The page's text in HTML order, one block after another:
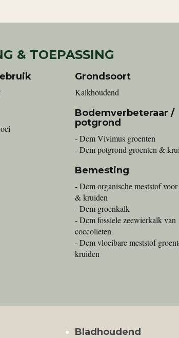
& TOEPASSING
Grondsoort
Kalkhoudend
Bodemverbeteraar /
potgrond
- Dcm Vivimus groenten
- Dcm potgrond groenten &
Bemesting
- Dcm organische meststof
& kruiden
- Dcm groenkalk
- Dcm fossiele zeewierkalk van
coccolieten
- Dcm vloeibare meststof
kruiden
Bladhoudend